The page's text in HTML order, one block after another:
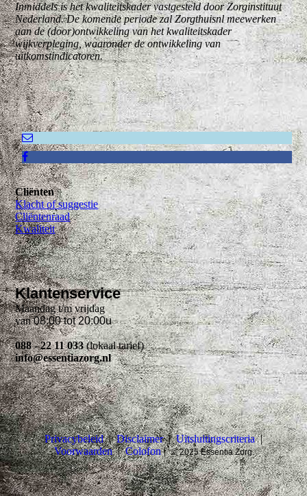
Inmiddels is het kwaliteitskader vastgesteld door Zorginstituut
Nederland. De komende periode zal Zorgthuisnl meewerken
aan de (door)ontwikkeling van het kwaliteitskader
wijkverpleging, waaronder de ontwikkeling van
uitkomstindicatoren.
Cliënten
Klacht of suggestie
Cliëntenraad
Kwaliteit
Klantenservice
Maandag t/m vrijdag
van08:00 tot 20:00u
088 - 22 11 033(lokaal tarief)
info@essentiazorg.nl
Privacybeleid|Disclaimer|Uitsluitingscriteria|
Voorwaarden|Colofon|© 2025 Essentia Zorg.